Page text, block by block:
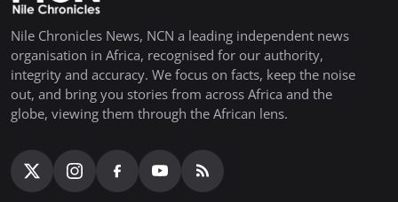
Nile Chronicles News, NCN a leading independent news
organisation in Africa, recognised for our authority,
integrity and accuracy. We focus on facts, keep the noise
out, and bring you stories from across Africa and the
globe, viewing them through the African lens.